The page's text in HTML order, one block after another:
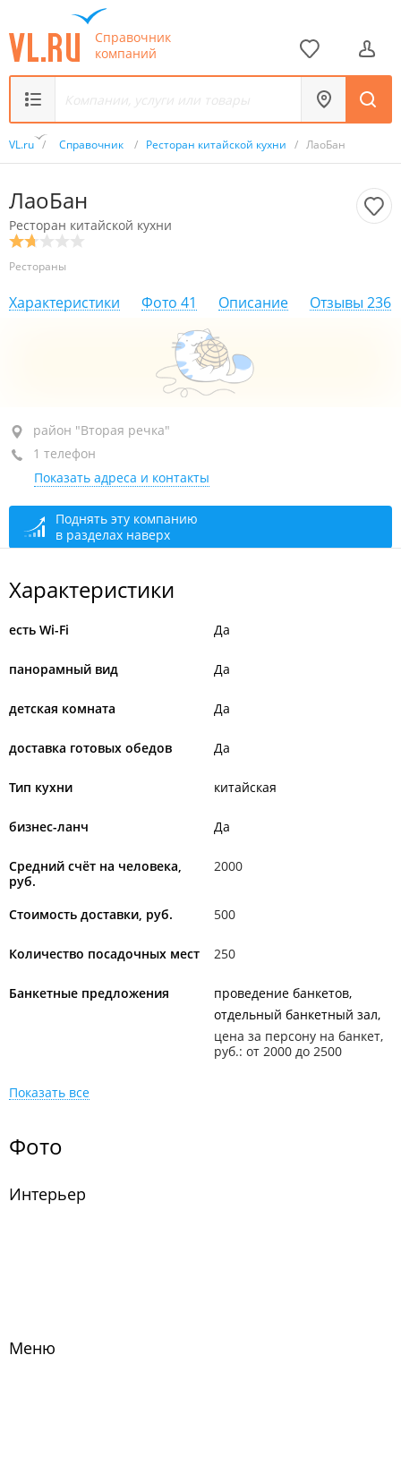
Справочник
компаний
VL.ru / Справочник / Ресторан китайской кухни / ЛаоБан
ЛаоБан
Ресторан китайской кухни
Рестораны
Характеристики Фото 41 Описание Отзывы 236
район "Вторая речка", ул. Русская, 30
2-й этаж
+7 904 625-11-11
закрыто, откроется в 12:00
район "Вторая речка"
1 телефон
Показать адреса и контакты
Поднять эту компанию
в разделах наверх
Характеристики
есть Wi-Fi Да
панорамный вид Да
детская комната Да
доставка готовых обедов Да
Тип кухни китайская
бизнес-ланч Да
Средний счёт на человека,
руб.
2000
Стоимость доставки, руб. 500
Количество посадочных мест 250
Банкетные предложения
проведение банкетов
отдельный банкетный зал
цена за персону на банкет,
руб.: от 2000 до 2500
Показать все
Фото
Интерьер
Меню